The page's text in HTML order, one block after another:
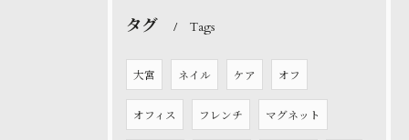
タグ Tags
大宮 ネイル ケア オフ
オフィス フレンチ マグネット